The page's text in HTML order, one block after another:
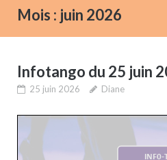
Mois : juin 2026
Infotango du 25 juin
25 juin 2026 Diane